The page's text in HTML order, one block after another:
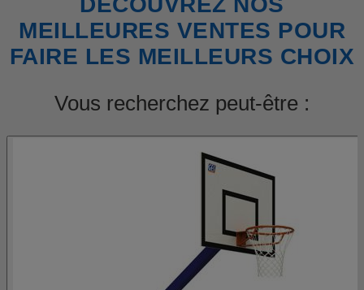
MEILLEURES VENTES POUR
FAIRE LES MEILLEURS CHOIX
Vous recherchez peut-être :